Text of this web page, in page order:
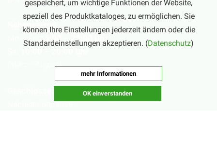
Nebensaison
Mo – Fr:
16:00 – 20:00 Uhr
(März – August)
gespeichert, um wichtige Funktionen der Website,
speziell des Produktkataloges, zu ermöglichen. Sie
können Ihre Einstellungen jederzeit ändern oder die
Standardeinstellungen akzeptieren. (Datenschutz)
mehr Informationen
OK einverstanden